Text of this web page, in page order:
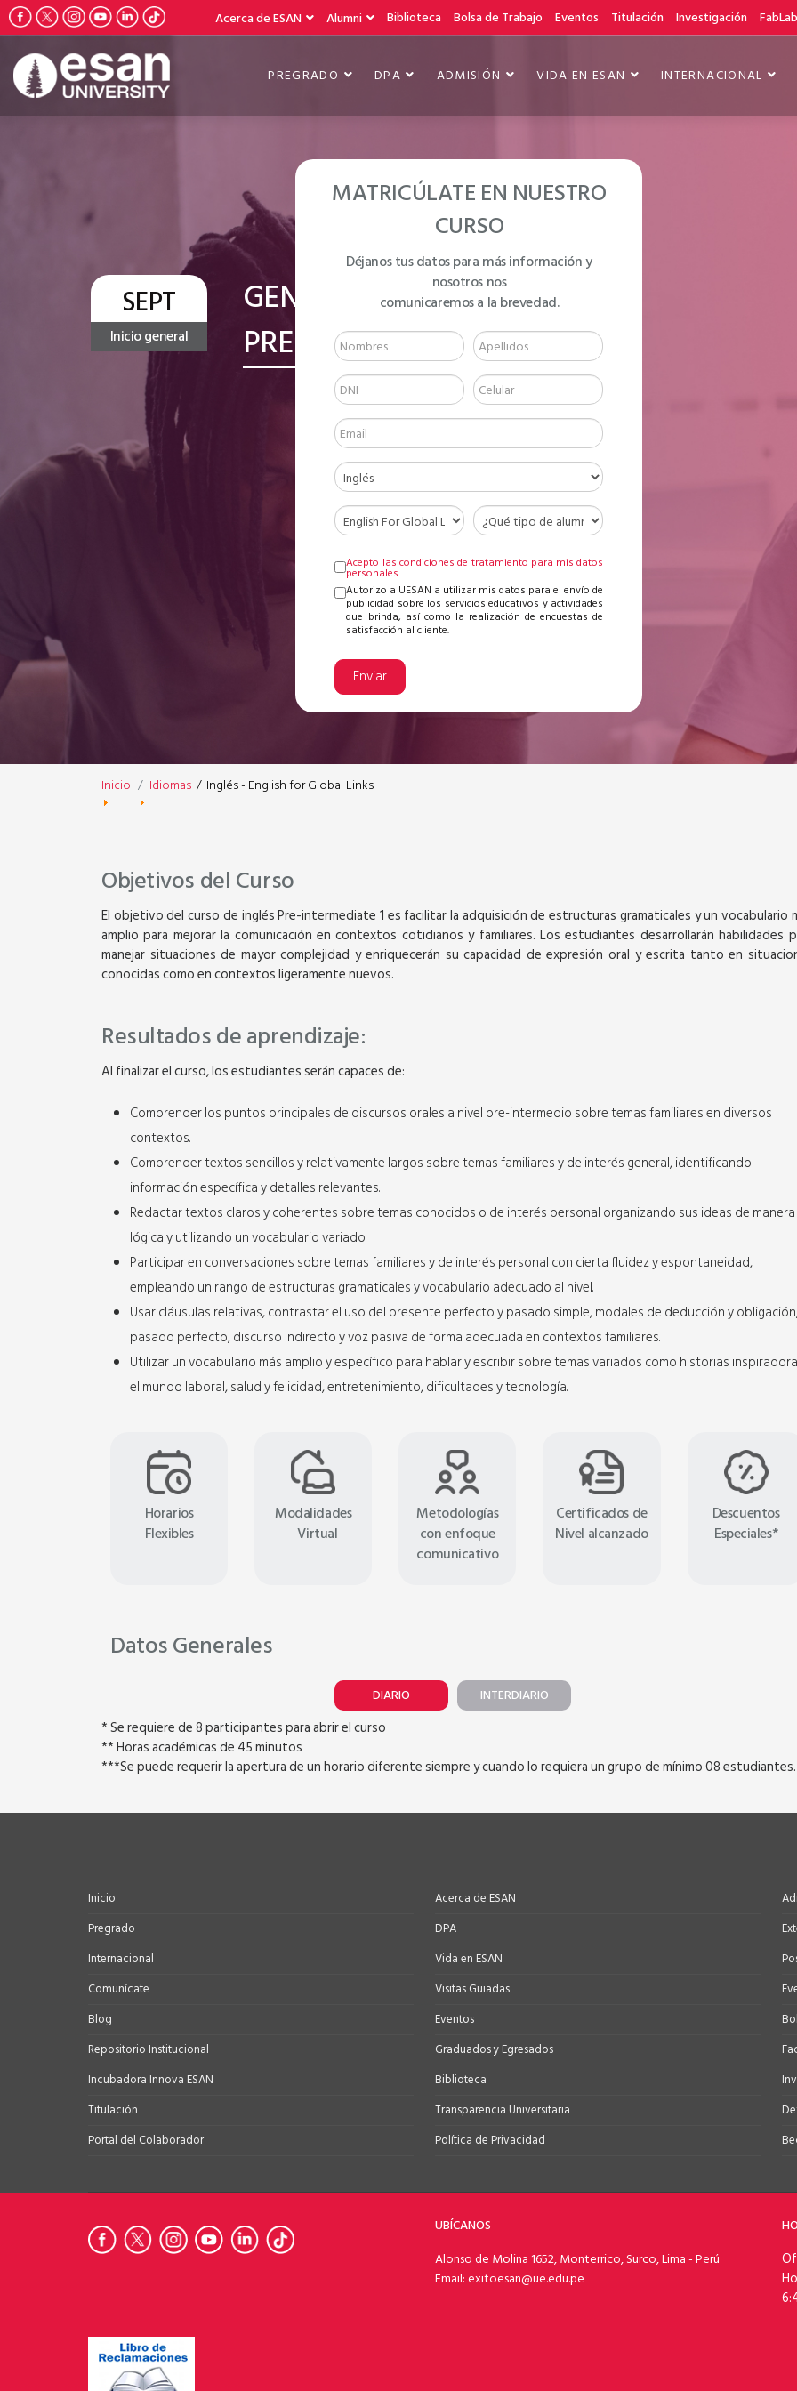
Acerca de ESAN Alumni Biblioteca Bolsa de Trabajo Eventos Titulación Investigación FabLab
PREGRADO DPA ADMISIÓN VIDA EN ESAN INTERNACIONAL
SEPT
Inicio general
GENERAL ENGLISH COURSES
PRE-INTERMEDIATE 1
MATRICÚLATE EN NUESTRO
CURSO
Déjanos tus datos para más información y
nosotros nos
comunicaremos a la brevedad.
Acepto las condiciones de tratamiento para mis datos
personales
Autorizo a UESAN a utilizar mis datos para el envío de
publicidad sobre los servicios educativos y actividades
que brinda, así como la realización de encuestas de
satisfacción al cliente.
Enviar
Inicio Idiomas / Inglés - English for Global Links
Objetivos del Curso
El objetivo del curso de inglés Pre-intermediate 1 es facilitar la adquisición de estructuras gramaticales y un vocabulario
amplio para mejorar la comunicación en contextos cotidianos y familiares. Los estudiantes desarrollarán habilidades
manejar situaciones de mayor complejidad y enriquecerán su capacidad de expresión oral y escrita tanto en
conocidas como en contextos ligeramente nuevos.
Resultados de aprendizaje:
Al finalizar el curso, los estudiantes serán capaces de:
Comprender los puntos principales de discursos orales a nivel pre-intermedio sobre temas familiares en diversos
contextos.
Comprender textos sencillos y relativamente largos sobre temas familiares y de interés general, identificando
información específica y detalles relevantes.
Redactar textos claros y coherentes sobre temas conocidos o de interés personal organizando sus ideas de manera
lógica y utilizando un vocabulario variado.
Participar en conversaciones sobre temas familiares y de interés personal con cierta fluidez y espontaneidad,
empleando un rango de estructuras gramaticales y vocabulario adecuado al nivel.
Usar cláusulas relativas, contrastar el uso del presente perfecto y pasado simple, modales de deducción y
pasado perfecto, discurso indirecto y voz pasiva de forma adecuada en contextos familiares.
Utilizar un vocabulario más amplio y específico para hablar y escribir sobre temas variados como historias
el mundo laboral, salud y felicidad, entretenimiento, dificultades y tecnología.
Horarios
Flexibles
Modalidades
Virtual
Metodologías
con enfoque
comunicativo
Certificados de
Nivel alcanzado
Descuentos
Especiales*
Datos Generales
DIARIO INTERDIARIO
* Se requiere de 8 participantes para abrir el curso
** Horas académicas de 45 minutos
***Se puede requerir la apertura de un horario diferente siempre y cuando lo requiera un grupo de mínimo 08 estudiantes.
SEPTIEMBRE
BEGINNER 1
Inicio
Pregrado
Internacional
Comunícate
Blog
Repositorio Institucional
Incubadora Innova ESAN
Titulación
Portal del Colaborador
Acerca de ESAN
DPA
Vida en ESAN
Visitas Guiadas
Eventos
Graduados y Egresados
Biblioteca
Transparencia Universitaria
Política de Privacidad
UBÍCANOS
Alonso de Molina 1652, Monterrico, Surco, Lima - Perú
Email: exitoesan@ue.edu.pe